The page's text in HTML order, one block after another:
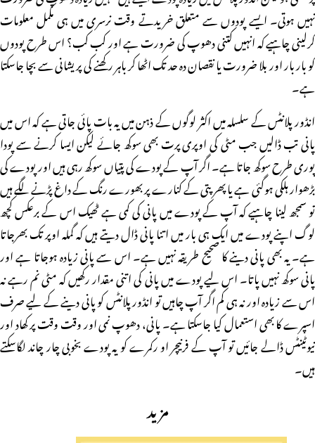
نہیں ہوتی۔ ایسے پودوں سے متعلق خریدتے وقت نرسری میں ہی مکمل معلومات
کرلینی چاہیے کہ انہیں کتنی دھوپ کی ضرورت ہے اور کب کب؟ اس طرح پودوں
کو بار بار اور بلا ضرورت یا نقصان دہ حد تک اٹھا کر باہر رکھنے کی پریشانی سے بچا جاسکتا
ہے۔
انڈور پلانٹس کے سلسلہ میں اکثر لوگوں کے ذہن میں یہ بات پائی جاتی ہے کہ اس میں
پانی تب ڈالیں جب مٹی کی اوپری پرت بھی سوکھ جائے لیکن ایسا کرنے سے پودا
پوری طرح سوکھ جاتا ہے۔ اگر آپ کے پودے کی پتیاں سوکھ رہی ہیں اور پودے کی
بڑھوار ہلکی ہوگئی ہے یا پھر پتی کے کنارے پر بھورے رنگ کے داغ پڑنے لگے ہیں
تو سمجھ لینا چاہیے کہ آپ کے پودے میں پانی کی کمی ہے ٹھیک اس کے برعکس کچھ
لوگ اپنے پودے میں ایک ہی بار میں اتنا پانی ڈال دیتے ہیں کہ گملہ اوپر تک بھرجاتا
ہے۔ یہ بھی پانی دینے کا صحیح طریقہ نہیں ہے۔ اس سے پانی زیادہ ہوجاتا ہے اور
پانی سوکھ نہیں پاتا۔ اس لیے پودے میں پانی کی اتنی مقدار رکھیں کہ مٹی نم رہے نہ
اس سے زیادہ اور نہ ہی کم اگر آپ چاہیں تو انڈور پلانٹس کو پانی دینے کے لیے صرف
اسپرے کا بھی استعمال کیا جاسکتا ہے۔ پانی، دھوپ نمی اور وقت وقت پر کھاد اور
نیوٹینٹس ڈالے جائیں تو آپ کے فرنیچر او رکمرے کو یہ پودے بخوبی چار چاند لگاسکتے
ہیں۔
مزید